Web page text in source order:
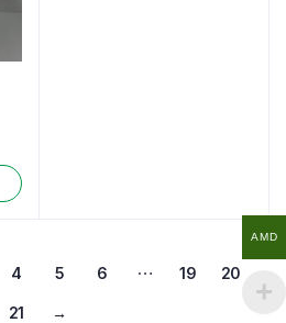
4 5 6 … 19 20
21 →
AMD